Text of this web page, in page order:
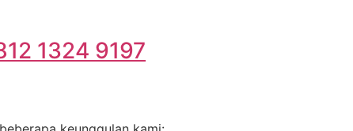
1324 9197